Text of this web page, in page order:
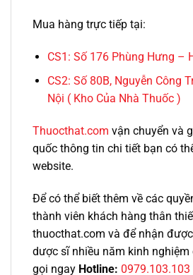
Mua hàng trực tiếp tại:
CS1: Số 176 Phùng Hưng –
CS2: Số 80B, Nguyễn Công
Nội ( Kho Của Nhà Thuốc )
Thuocthat.com vận chuyển và
quốc thông tin chi tiết bạn có
website.
Để có thể biết thêm về các
thành viên khách hàng thân
thuocthat.com và để nhận
dược sĩ nhiều năm kinh
gọi ngay Hotline: 0979.103.103